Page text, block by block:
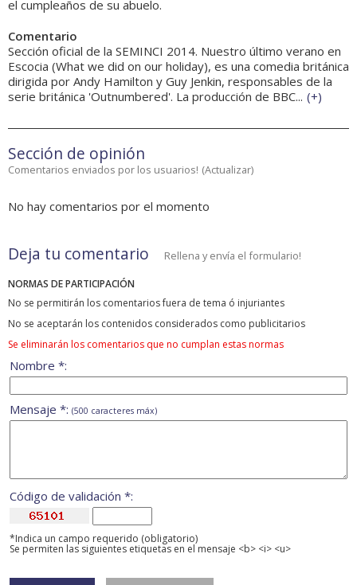
el cumpleaños de su abuelo.
Comentario
Sección oficial de la SEMINCI 2014. Nuestro último verano en
Escocia (What we did on our holiday), es una comedia británica
dirigida por Andy Hamilton y Guy Jenkin, responsables de la
serie británica 'Outnumbered'. La producción de BBC... (+)
Sección de opinión
Comentarios enviados por los usuarios! (Actualizar)
No hay comentarios por el momento
Deja tu comentario Rellena y envía el formulario!
NORMAS DE PARTICIPACIÓN
No se permitirán los comentarios fuera de tema ó injuriantes
No se aceptarán los contenidos considerados como publicitarios
Se eliminarán los comentarios que no cumplan estas normas
Nombre *:
Mensaje *: (500 caracteres máx)
Código de validación *:
*Indica un campo requerido (obligatorio)
Se permiten las siguientes etiquetas en el mensaje <b> <i> <u>